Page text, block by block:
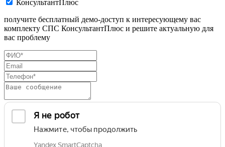
КонсультантПлюс
получите бесплатный демо-доступ к интересующему вас
комплекту СПС КонсультантПлюс и решите актуальную для
вас проблему